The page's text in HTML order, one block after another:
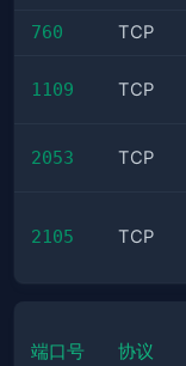
760 TCP
1109 TCP
2053 TCP
2105 TCP
端口号 协议